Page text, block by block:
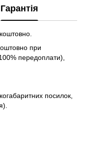
Гарантія
при
передоплати),
посилок,